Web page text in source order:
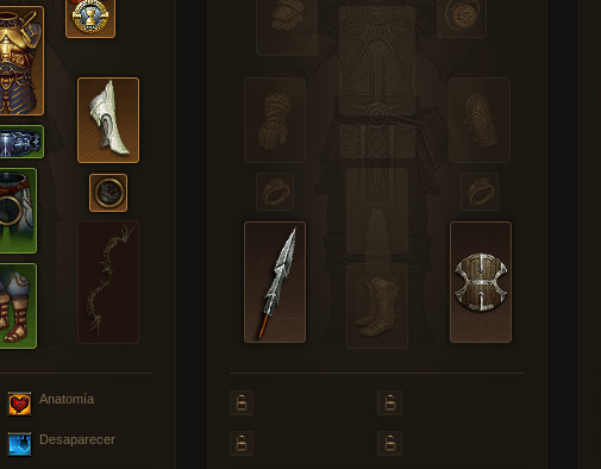
Anatomía
Desaparecer